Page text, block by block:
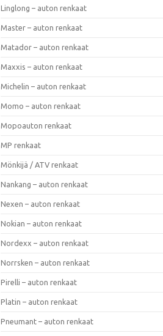
Linglong – auton renkaat
Master – auton renkaat
Matador – auton renkaat
Maxxis – auton renkaat
Michelin – auton renkaat
Momo – auton renkaat
Mopoauton renkaat
MP renkaat
Mönkijä / ATV renkaat
Nankang – auton renkaat
Nexen – auton renkaat
Nokian – auton renkaat
Nordexx – auton renkaat
Norrsken – auton renkaat
Pirelli – auton renkaat
Platin – auton renkaat
Pneumant – auton renkaat